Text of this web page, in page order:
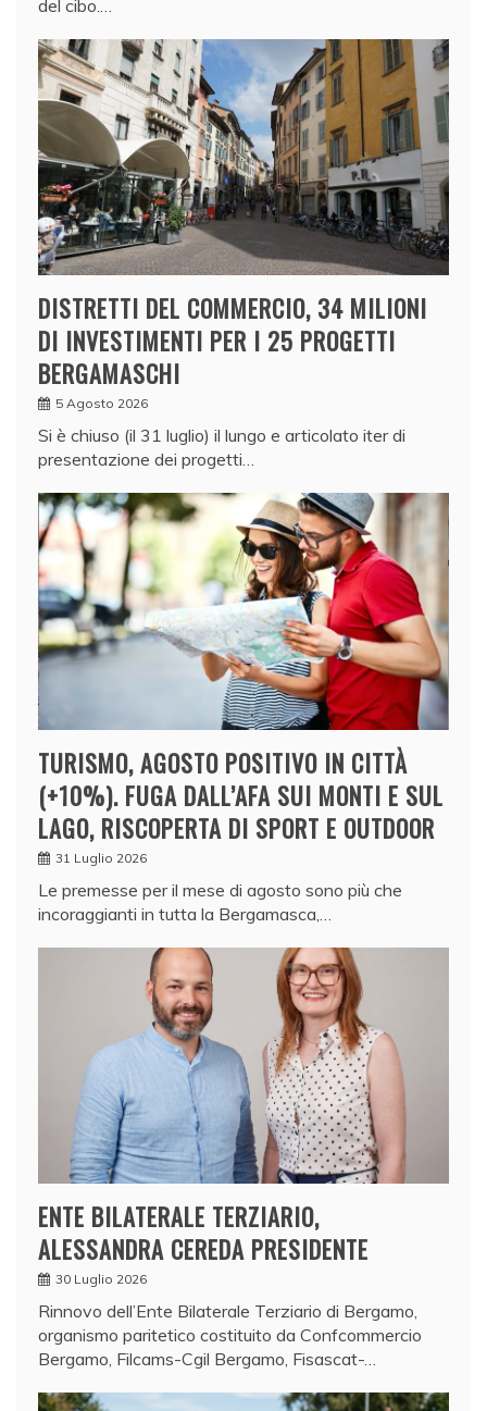
del cibo.…
DISTRETTI DEL COMMERCIO, 34 MILIONI
DI INVESTIMENTI PER I 25 PROGETTI
BERGAMASCHI
5 Agosto 2026
Si è chiuso (il 31 luglio) il lungo e articolato iter di
presentazione dei progetti…
TURISMO, AGOSTO POSITIVO IN CITTÀ
(+10%). FUGA DALL’AFA SUI MONTI E SUL
LAGO, RISCOPERTA DI SPORT E OUTDOOR
31 Luglio 2026
Le premesse per il mese di agosto sono più che
incoraggianti in tutta la Bergamasca,…
ENTE BILATERALE TERZIARIO,
ALESSANDRA CEREDA PRESIDENTE
30 Luglio 2026
Rinnovo dell’Ente Bilaterale Terziario di Bergamo,
organismo paritetico costituito da Confcommercio
Bergamo, Filcams-Cgil Bergamo, Fisascat-…